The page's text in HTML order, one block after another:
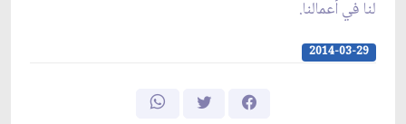
لنا في أعمالنا.
2014-03-29